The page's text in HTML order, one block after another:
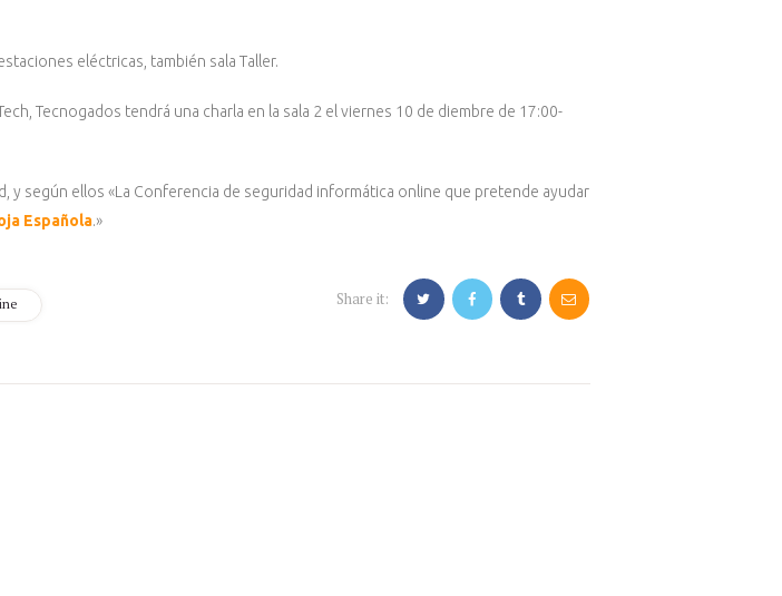
eléctricas, también sala Taller.
Tecnogados tendrá una charla en la sala 2 el viernes 10 de diembre de 17:00-
según ellos «La Conferencia de seguridad informática online que pretende ayudar
Española.»
Share it: